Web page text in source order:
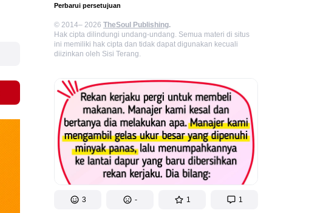
Perbarui persetujuan
© 2014– 2026 TheSoul Publishing.
Hak cipta dilindungi undang-undang. Semua materi di situs
ini memiliki hak cipta dan tidak dapat digunakan kecuali
diizinkan oleh Sisi Terang.
3 - 1 1